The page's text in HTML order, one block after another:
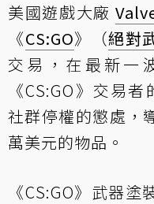
美國遊戲大廠
《CS:GO》（絕對
交易，在最新一
《CS:GO》交易
社群停權的懲處，
萬美元的物品。
《CS:GO》武器